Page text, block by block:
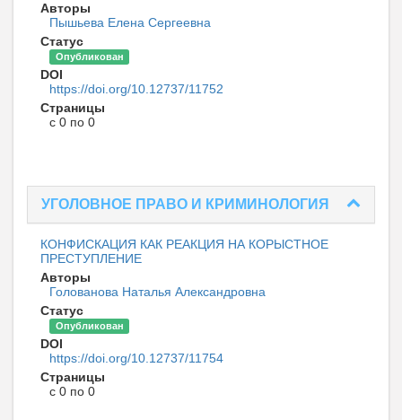
Авторы
Пышьева Елена Сергеевна
Статус
Опубликован
DOI
https://doi.org/10.12737/11752
Страницы
с 0 по 0
УГОЛОВНОЕ ПРАВО И КРИМИНОЛОГИЯ
КОНФИСКАЦИЯ КАК РЕАКЦИЯ НА КОРЫСТНОЕ
ПРЕСТУПЛЕНИЕ
Авторы
Голованова Наталья Александровна
Статус
Опубликован
DOI
https://doi.org/10.12737/11754
Страницы
с 0 по 0